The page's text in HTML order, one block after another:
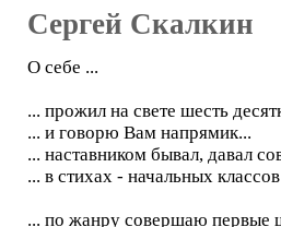
Сергей Скалкин
О себе ...
... прожил на свете шесть
... и говорю Вам напрямик...
... наставником бывал, давал
... в стихах - начальных
... по жанру совершаю первые